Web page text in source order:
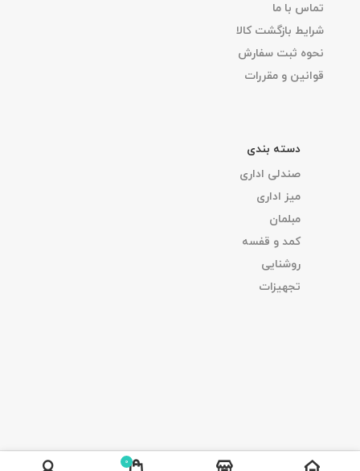
تماس با ما
شرایط بازگشت کالا
نحوه ثبت سفارش
قوانین و مقررات
دسته بندی
صندلی اداری
میز اداری
مبلمان
کمد و قفسه
روشنایی
تجهیزات
0